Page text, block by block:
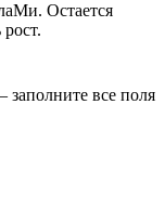
Остается
все поля